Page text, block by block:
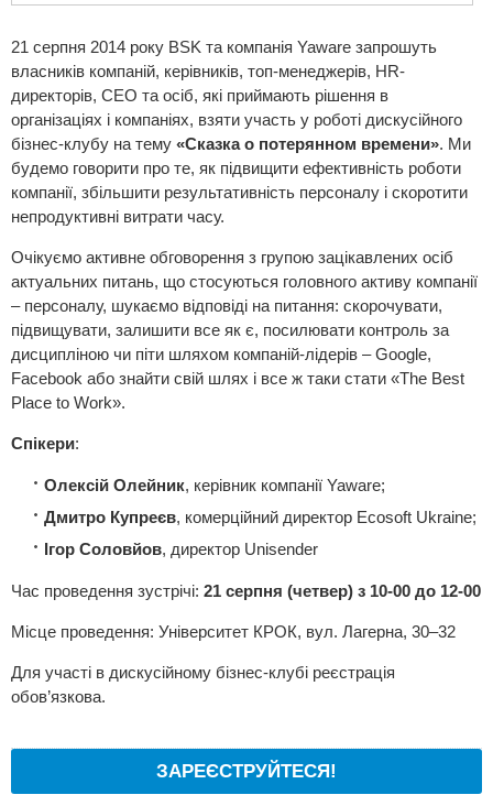
21 серпня 2014 року BSK та компанія Yaware запрошуть
власників компаній, керівників, топ-менеджерів, HR-
директорів, СЕО та осіб, які приймають рішення в
організаціях і компаніях, взяти участь у роботі дискусійного
бізнес-клубу на тему «Сказка о потерянном времени». Ми
будемо говорити про те, як підвищити ефективність роботи
компанії, збільшити результативність персоналу і скоротити
непродуктивні витрати часу.
Очікуємо активне обговорення з групою зацікавлених осіб
актуальних питань, що стосуються головного активу компанії
– персоналу, шукаємо відповіді на питання: скорочувати,
підвищувати, залишити все як є, посилювати контроль за
дисципліною чи піти шляхом компаній-лідерів – Google,
Facebook або знайти свій шлях і все ж таки стати «The Best
Place to Work».
Спікери:
Олексій Олейник, керівник компанії Yaware;
Дмитро Купреєв, комерційний директор Ecosoft Ukraine;
Ігор Соловйов, директор Unisender
Час проведення зустрічі: 21 серпня (четвер) з 10-00 до 12-00
Місце проведення: Університет КРОК, вул. Лагерна, 30–32
Для участі в дискусійному бізнес-клубі реєстрація
обов’язкова.
ЗАРЕЄСТРУЙТЕСЯ!